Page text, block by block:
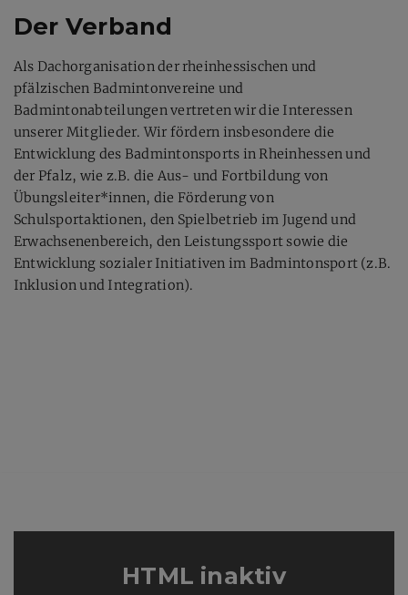
Der Verband
Als Dachorganisation der rheinhessischen und
pfälzischen Badmintonvereine und
Badmintonabteilungen vertreten wir die Interessen
unserer Mitglieder. Wir fördern insbesondere die
Entwicklung des Badmintonsports in Rheinhessen und
der Pfalz, wie z.B. die Aus- und Fortbildung von
Übungsleiter*innen, die Förderung von
Schulsportaktionen, den Spielbetrieb im Jugend und
Erwachsenenbereich, den Leistungssport sowie die
Entwicklung sozialer Initiativen im Badmintonsport (z.B.
Inklusion und Integration).
HTML inaktiv